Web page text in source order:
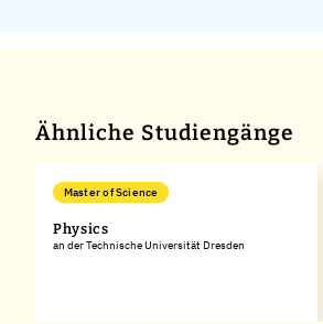
Ähnliche Studiengänge
Master of Science
Physics
an der Technische Universität Dresden